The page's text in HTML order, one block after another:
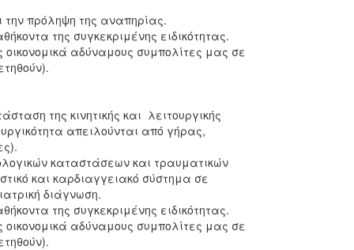
την πρόληψη της αναπηρίας.
της συγκεκριμένης ειδικότητας.
οικονομικά αδύναμους συμπολίτες μας σε
της κινητικής και λειτουργικής
απειλούνται από γήρας,
παράγοντες).
καταστάσεων και τραυματικών
και καρδιαγγειακό σύστημα σε
διάγνωση.
της συγκεκριμένης ειδικότητας.
οικονομικά αδύναμους συμπολίτες μας σε